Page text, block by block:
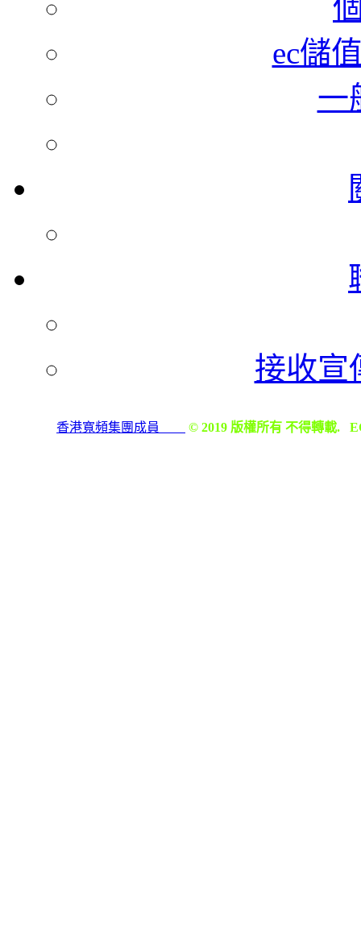
ec儲
一
接收宣
香港寬頻集團成員 © 2019 版權所有 不得轉載.